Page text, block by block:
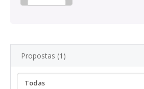
Propostas (1)